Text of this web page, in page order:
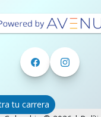
tu carrera